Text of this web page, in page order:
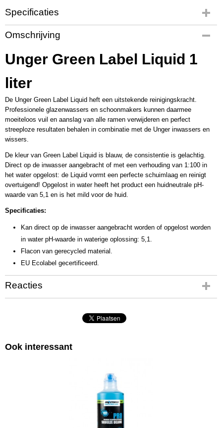
Specificaties
Productcode
UT3595
Productcode leverancier
GTL10
Omschrijving
Unger Green Label Liquid 1
liter
De Unger Green Label Liquid heft een uitstekende reinigingskracht.
Professionele glazenwassers en schoonmakers kunnen daarmee
moeiteloos vuil en aanslag van alle ramen verwijderen en perfect
streeploze resultaten behalen in combinatie met de Unger inwassers en
wissers.
De kleur van Green Label Liquid is blauw, de consistentie is gelachtig.
Direct op de inwasser aangebracht of met een verhouding van 1:100 in
het water opgelost: de Liquid vormt een perfecte schuimlaag en reinigt
overtuigend! Opgelost in water heeft het product een huidneutrale pH-
waarde van 5,1 en is het mild voor de huid.
Specificaties:
Kan direct op de inwasser aangebracht worden of opgelost worden
in water pH-waarde in waterige oplossing: 5,1.
Flacon van gerecycled material.
EU Ecolabel gecertificeerd.
Reacties
Ook interessant